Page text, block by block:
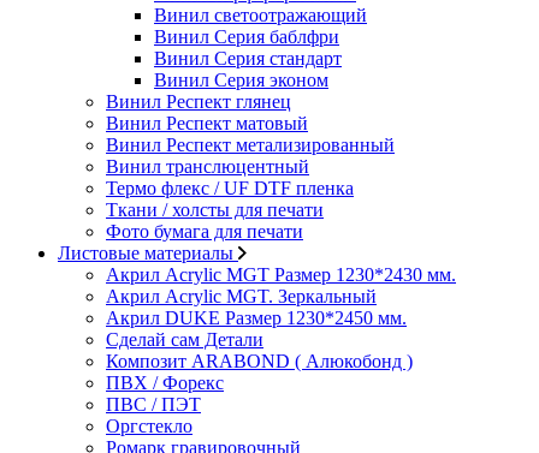
Винил светоотражающий
Винил Серия баблфри
Винил Серия стандарт
Винил Серия эконом
Винил Респект глянец
Винил Респект матовый
Винил Респект метализированный
Винил транслюцентный
Термо флекс / UF DTF пленка
Ткани / холсты для печати
Фото бумага для печати
Листовые материалы
Акрил Acrylic MGT Размер 1230*2430 мм.
Акрил Acrylic MGT. Зеркальный
Акрил DUKE Размер 1230*2450 мм.
Сделай сам Детали
Композит ARABOND ( Алюкобонд )
ПВХ / Форекс
ПВС / ПЭТ
Оргстекло
Ромарк гравировочный